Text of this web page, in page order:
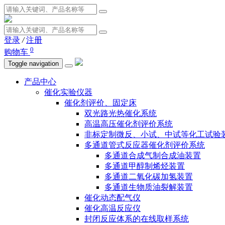
登录 / 注册
购物车 0
Toggle navigation
产品中心
催化实验仪器
催化剂评价、固定床
双光路光热催化系统
高温高压催化剂评价系统
非标定制微反、小试、中试等化工试验
多通道管式反应器催化剂评价系统
多通道合成气制合成油装置
多通道甲醇制烯烃装置
多通道二氧化碳加氢装置
多通道生物质油裂解装置
催化动态配气仪
催化高温反应仪
封闭反应体系的在线取样系统